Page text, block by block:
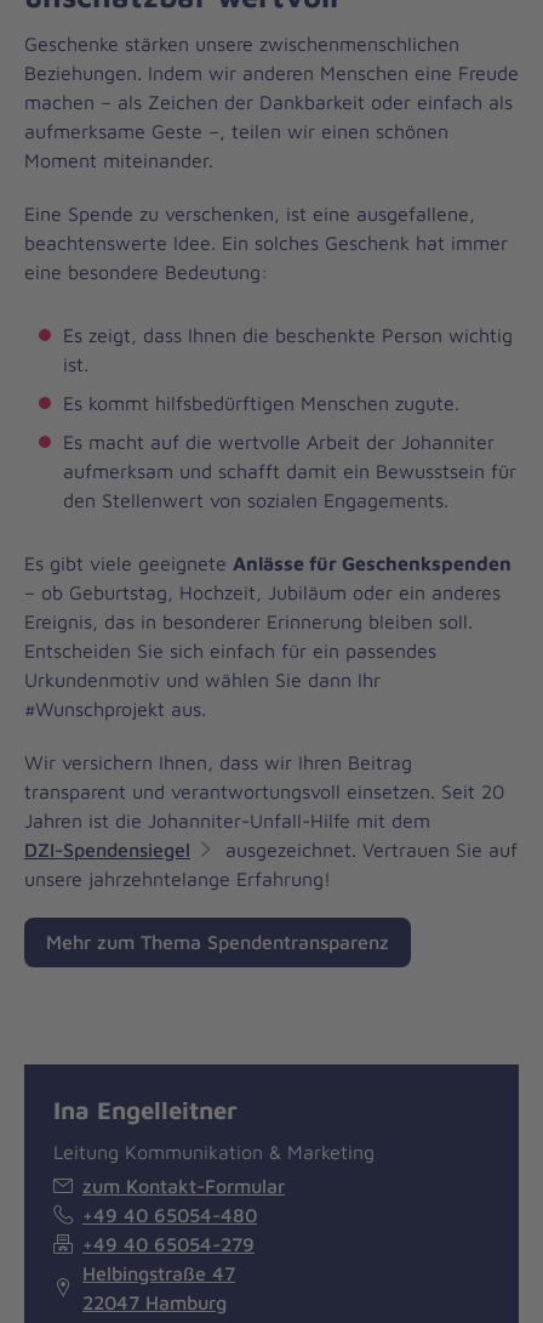
Geschenke stärken unsere zwischenmenschlichen
Beziehungen. Indem wir anderen Menschen eine Freude
machen – als Zeichen der Dankbarkeit oder einfach als
aufmerksame Geste –, teilen wir einen schönen
Moment miteinander.
Eine Spende zu verschenken, ist eine ausgefallene,
beachtenswerte Idee. Ein solches Geschenk hat immer
eine besondere Bedeutung:
Es zeigt, dass Ihnen die beschenkte Person wichtig
ist.
Es kommt hilfsbedürftigen Menschen zugute.
Es macht auf die wertvolle Arbeit der Johanniter
aufmerksam und schafft damit ein Bewusstsein für
den Stellenwert von sozialen Engagements.
Es gibt viele geeignete Anlässe für Geschenkspenden
– ob Geburtstag, Hochzeit, Jubiläum oder ein anderes
Ereignis, das in besonderer Erinnerung bleiben soll.
Entscheiden Sie sich einfach für ein passendes
Urkundenmotiv und wählen Sie dann Ihr
#Wunschprojekt aus.
Wir versichern Ihnen, dass wir Ihren Beitrag
transparent und verantwortungsvoll einsetzen. Seit 20
Jahren ist die Johanniter-Unfall-Hilfe mit dem
DZI-Spendensiegel
ausgezeichnet. Vertrauen Sie auf
unsere jahrzehntelange Erfahrung!
Mehr zum Thema Spendentransparenz
Ina Engelleitner
Leitung Kommunikation & Marketing
zum Kontakt-Formular
+49 40 65054-480
+49 40 65054-279
Helbingstraße 47
22047 Hamburg